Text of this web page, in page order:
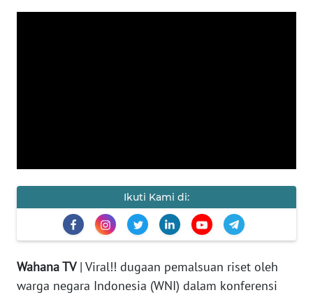
Ikuti Kami di:
Wahana TV| Viral!! dugaan pemalsuan riset oleh
warga negara Indonesia (WNI) dalam konferensi
DISCLAIMER